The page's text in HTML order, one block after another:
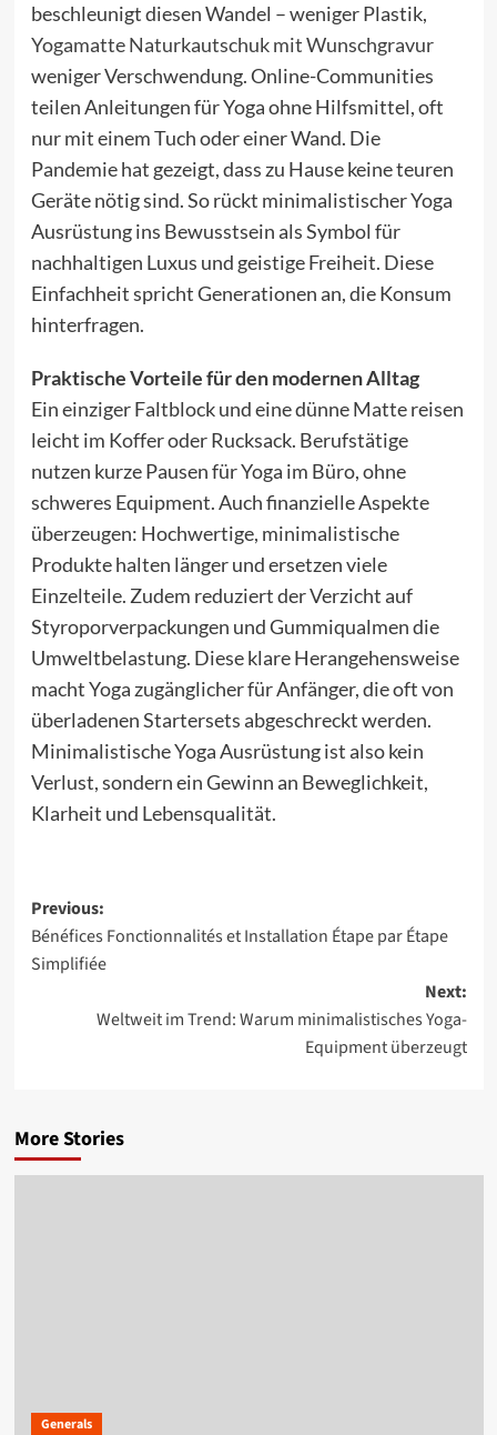
beschleunigt diesen Wandel – weniger Plastik,
Yogamatte Naturkautschuk mit Wunschgravur
weniger Verschwendung. Online-Communities
teilen Anleitungen für Yoga ohne Hilfsmittel, oft
nur mit einem Tuch oder einer Wand. Die
Pandemie hat gezeigt, dass zu Hause keine teuren
Geräte nötig sind. So rückt minimalistischer Yoga
Ausrüstung ins Bewusstsein als Symbol für
nachhaltigen Luxus und geistige Freiheit. Diese
Einfachheit spricht Generationen an, die Konsum
hinterfragen.
Praktische Vorteile für den modernen Alltag
Ein einziger Faltblock und eine dünne Matte reisen
leicht im Koffer oder Rucksack. Berufstätige
nutzen kurze Pausen für Yoga im Büro, ohne
schweres Equipment. Auch finanzielle Aspekte
überzeugen: Hochwertige, minimalistische
Produkte halten länger und ersetzen viele
Einzelteile. Zudem reduziert der Verzicht auf
Styroporverpackungen und Gummiqualmen die
Umweltbelastung. Diese klare Herangehensweise
macht Yoga zugänglicher für Anfänger, die oft von
überladenen Startersets abgeschreckt werden.
Minimalistische Yoga Ausrüstung ist also kein
Verlust, sondern ein Gewinn an Beweglichkeit,
Klarheit und Lebensqualität.
Post
navigation
Previous:
Bénéfices Fonctionnalités et Installation Étape par Étape
Simplifiée
Next:
Weltweit im Trend: Warum minimalistisches Yoga-
Equipment überzeugt
More Stories
Generals